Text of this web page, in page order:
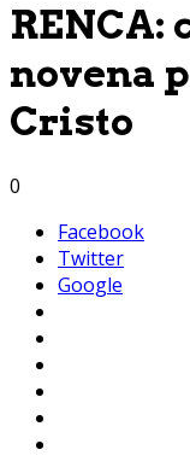
RENCA:
novena
Cristo
0
Facebook
Twitter
Google